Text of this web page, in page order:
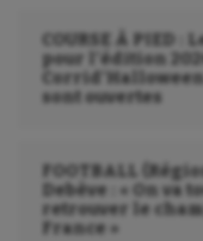
COURSE À PIED
pour l’édition
sont ouvertes
FOOTBALL
Debève : « On va
retrouver le
France »